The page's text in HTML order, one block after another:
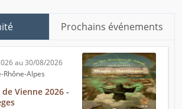
Prochains événements
au 30/08/2026
Rhône-Alpes
Vienne 2026 -